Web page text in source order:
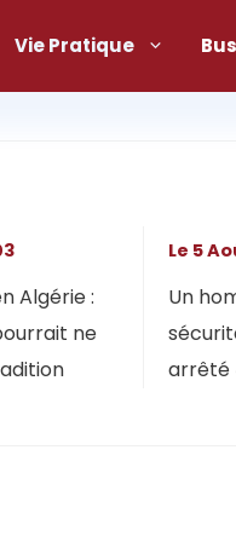
Vie Pratique
Algérie :
ne
Un
arrêté
Le 5